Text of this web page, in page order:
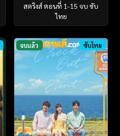
สตริงส์ ตอนที่ 1-15 จบ ซับ
ไทย
จบแล้ว ซับไทย